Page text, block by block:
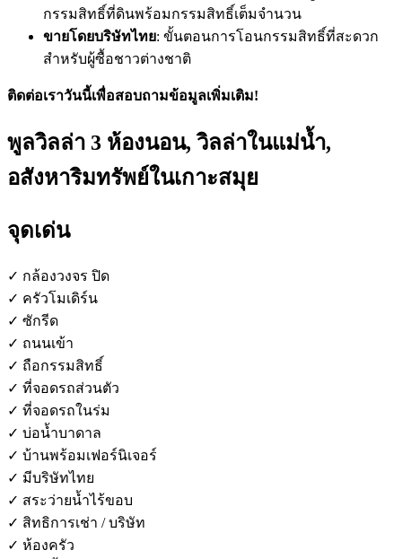
กรรมสิทธิ์ที่ดินพร้อมกรรมสิทธิ์เต็มจำนวน
ขายโดยบริษัทไทย: ขั้นตอนการโอนกรรมสิทธิ์ที่สะดวก
สำหรับผู้ซื้อชาวต่างชาติ
ติดต่อเราวันนี้เพื่อสอบถามข้อมูลเพิ่มเติม!
พูลวิลล่า 3 ห้องนอน, วิลล่าในแม่น้ำ,
อสังหาริมทรัพย์ในเกาะสมุย
จุดเด่น
✓ กล้องวงจร ปิด
✓ ครัวโมเดิร์น
✓ ซักรีด
✓ ถนนเข้า
✓ ถือกรรมสิทธิ์
✓ ที่จอดรถส่วนตัว
✓ ที่จอดรถในร่ม
✓ บ่อน้ำบาดาล
✓ บ้านพร้อมเฟอร์นิเจอร์
✓ มีบริษัทไทย
✓ สระว่ายน้ำไร้ขอบ
✓ สิทธิการเช่า / บริษัท
✓ ห้องครัว